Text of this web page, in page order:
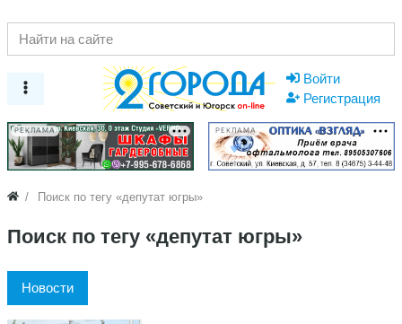
Войти
Регистрация
РЕКЛАМА РЕКЛАМА
Поиск по тегу «депутат югры»
Поиск по тегу «депутат югры»
Новости